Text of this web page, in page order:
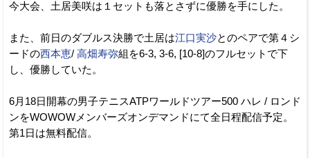
今大会、土居美咲は１セットも落とさずに優勝を手にした。
また、前日のダブルス決勝で土居は江口実沙とのペアで第４シ
ードの西本恵/ 高畑寿弥組を6-3, 3-6, [10-8]のフルセットで下
し、優勝していた。
6月18日開幕の男子テニスATPワールドツアー500 ハレ / ロンド
ンをWOWOWメンバーズオンデマンドにて全日程配信予定。
第1日は無料配信。